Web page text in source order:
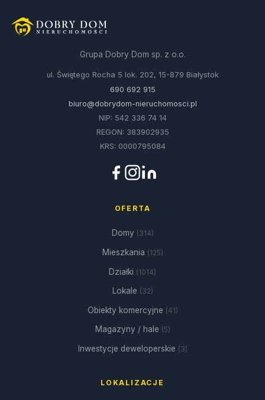
Grupa Dobry Dom sp. z o.o.
ul. Świętego Rocha 5 lok. 202, 15-879 Białystok
690 692 915
biuro@dobrydom-nieruchomosci.pl
NIP: 542 336 74 14
REGON: 383902935
KRS: 0000795084
OFERTA
Domy (314)
Mieszkania (125)
Działki (1014)
Lokale (32)
Obiekty komercyjne (41)
Magazyny / hale (5)
Inwestycje deweloperskie (3)
LOKALIZACJE